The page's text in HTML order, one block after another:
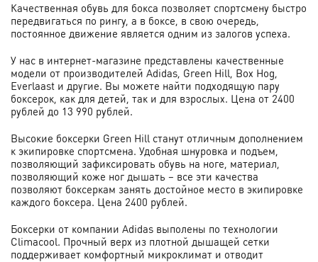
Качественная обувь для бокса позволяет спортсмену быстро
передвигаться по рингу, а в боксе, в свою очередь,
постоянное движение является одним из залогов успеха.
У нас в интернет-магазине представлены качественные
модели от производителей Adidas, Green Hill, Box Hog,
Everlaast и другие. Вы можете найти подходящую пару
боксерок, как для детей, так и для взрослых. Цена от 2400
рублей до 13 990 рублей.
Высокие боксерки Green Hill станут отличным дополнением
к экипировке спортсмена. Удобная шнуровка и подъем,
позволяющий зафиксировать обувь на ноге, материал,
позволяющий коже ног дышать – все эти качества
позволяют боксеркам занять достойное место в экипировке
каждого боксера. Цена 2400 рублей.
Боксерки от компании Adidas выполены по технологии
Сlimacool. Прочный верх из плотной дышащей сетки
поддерживает комфортный микроклимат и отводит